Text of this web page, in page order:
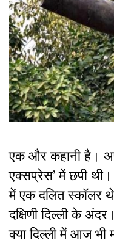
एक और कहानी है।
एक्सप्रेस’ में छपी
में एक दलित स्कॉलर
दक्षिणी दिल्ली के
क्या दिल्ली में आज